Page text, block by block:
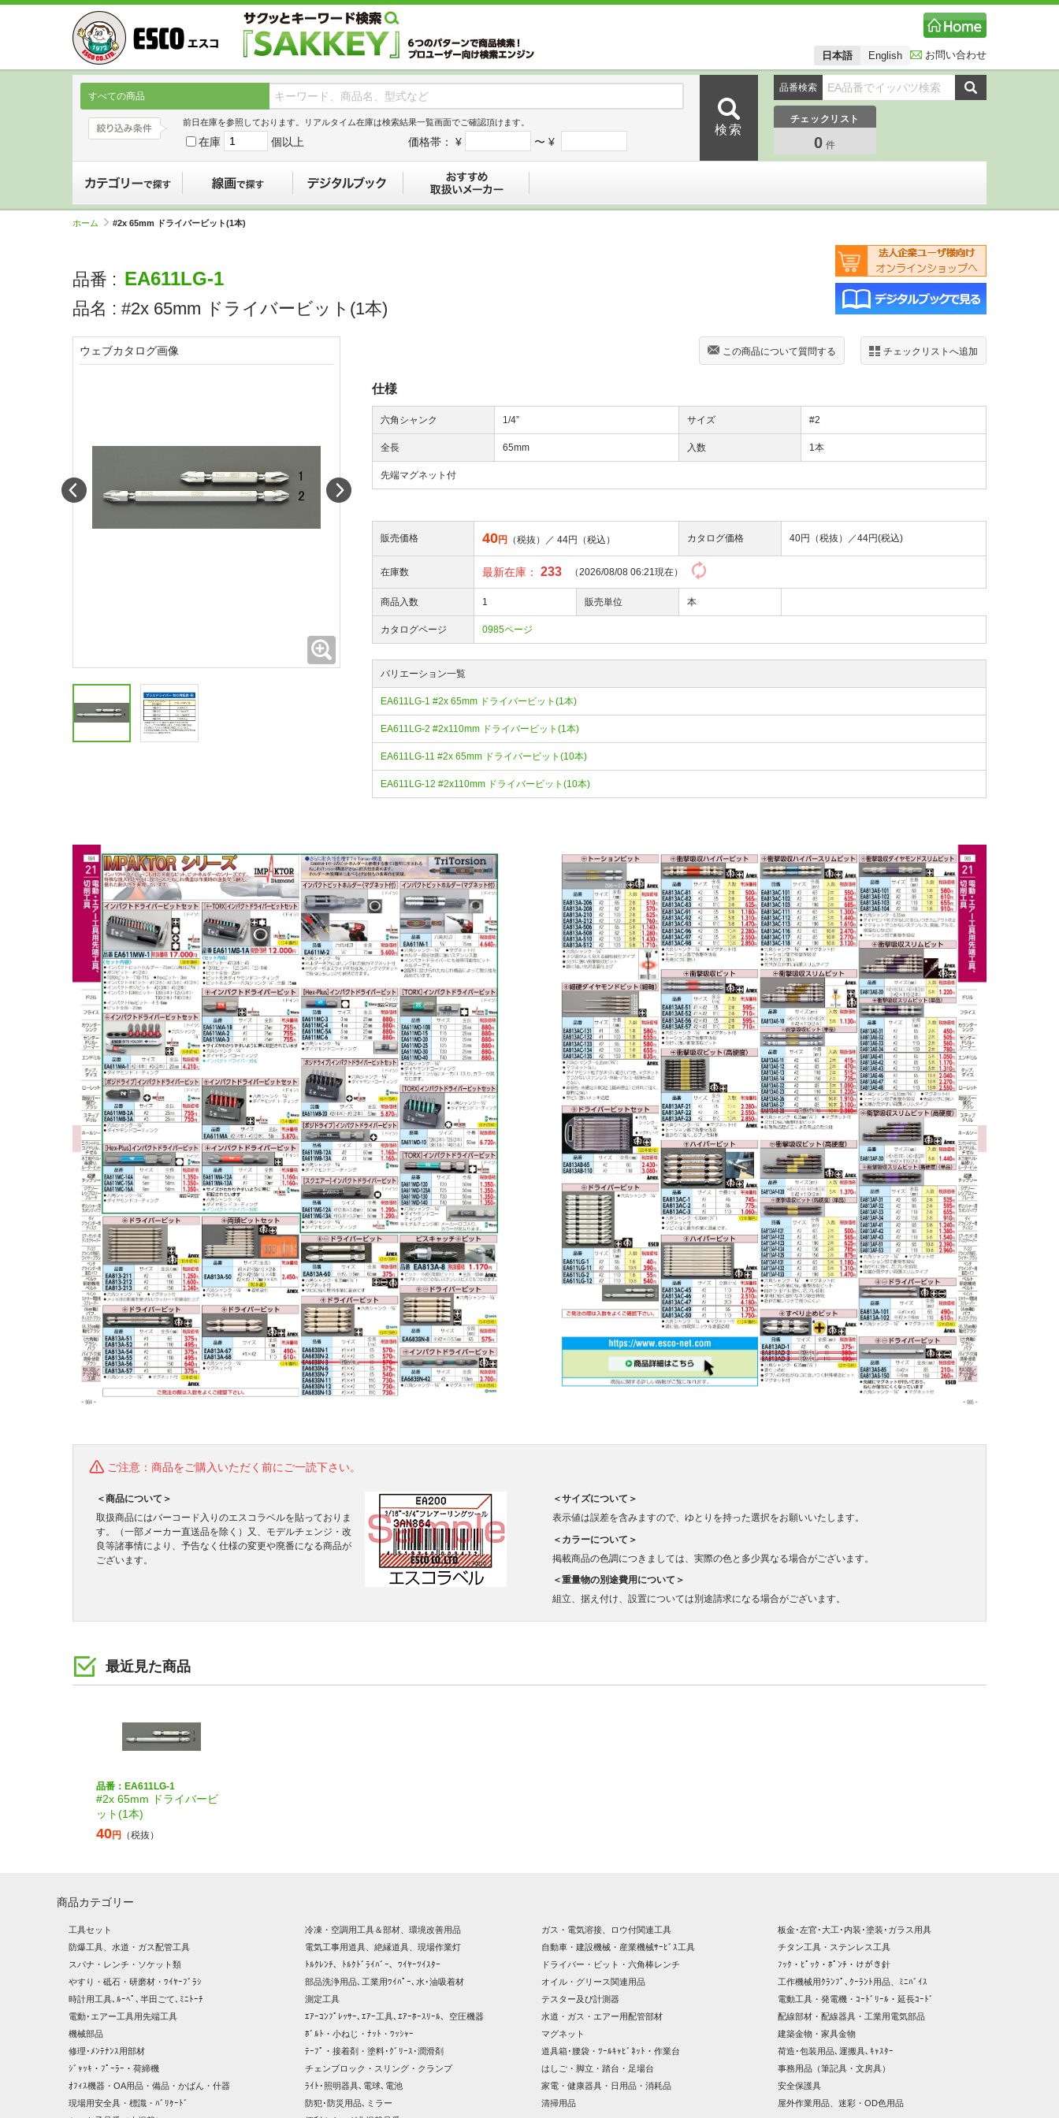
日本語 English お問い合わせ
すべての商品
前日在庫を参照しております。リアルタイム在庫は検索結果一覧画面でご確認頂けます。
在庫 個以上 価格帯： ¥ 〜 ¥
品番検索
チェックリスト
0 件
ホーム #2x 65mm ドライバービット(1本)
品番 : EA611LG-1
品名 : #2x 65mm ドライバービット(1本)
チェックリストへ追加
この商品について質問する
仕様
六角シャンク 1/4” サイズ #2
全長 65mm 入数 1本
先端マグネット付
販売価格 40円 （税抜）／ 44円（税込） カタログ価格 40円（税抜）／44円(税込)
在庫数 最新在庫： 233 （2026/08/08 06:21現在）
商品入数 1 販売単位 本
カタログページ 0985ページ
バリエーション一覧
EA611LG-1 #2x 65mm ドライバービット(1本)
EA611LG-2 #2x110mm ドライバービット(1本)
EA611LG-11 #2x 65mm ドライバービット(10本)
EA611LG-12 #2x110mm ドライバービット(10本)
ウェブカタログ画像
ご注意：商品をご購入いただく前にご一読下さい。
＜商品について＞
取扱商品にはバーコード入りのエスコラベルを貼っておりま
す。（一部メーカー直送品を除く）又、モデルチェンジ・改
良等諸事情により、予告なく仕様の変更や廃番になる商品が
ございます。
＜サイズについて＞
表示値は誤差を含みますので、ゆとりを持った選択をお願いいたします。
＜カラーについて＞
掲載商品の色調につきましては、実際の色と多少異なる場合がございます。
＜重量物の別途費用について＞
組立、据え付け、設置については別途請求になる場合がございます。
最近見た商品
品番：EA611LG-1
#2x 65mm ドライバービ
ット(1本)
40円 （税抜）
商品カテゴリー
工具セット 冷凍・空調用工具＆部材、環境改善用品 ガス・電気溶接、ロウ付関連工具
板金･左官･大工･内装･塗装･ガラス用具
防爆工具、水道・ガス配管工具
電気工事用道具、絶縁道具、現場作業灯 自動車・建設機械・産業機械ｻｰﾋﾞｽ工具
チタン工具・ステンレス工具
スパナ・レンチ・ソケット類
ﾄﾙｸﾚﾝﾁ、ﾄﾙｸﾄﾞﾗｲﾊﾞｰ、ﾜｲﾔｰﾂｲｽﾀｰ ドライバー・ビット・六角棒レンチ
ﾌｯｸ・ﾋﾟｯｸ・ﾎﾟﾝﾁ・けがき針
やすり・砥石・研磨材・ﾜｲﾔｰﾌﾞﾗｼ
部品洗浄用品､工業用ﾜｲﾊﾟｰ､水･油吸着材 オイル・グリース関連用品
工作機械用ｸﾗﾝﾌﾟ､ｸｰﾗﾝﾄ用品、ﾐﾆﾊﾞｲｽ
時計用工具､ﾙｰﾍﾟ､半田ごて､ﾐﾆﾄｰﾁ
測定工具 テスター及び計測器
電動工具・発電機・ｺｰﾄﾞﾘｰﾙ・延長ｺｰﾄﾞ
電動･エアー工具用先端工具
ｴｱｰｺﾝﾌﾟﾚｯｻｰ､ｴｱｰ工具､ｴｱｰﾎｰｽﾘｰﾙ、空圧機器 水道・ガス・エアー用配管部材
配線部材・配線器具・工業用電気部品
機械部品
ﾎﾞﾙﾄ・小ねじ・ﾅｯﾄ・ﾜｯｼｬｰ マグネット
建築金物・家具金物
修理･ﾒﾝﾃﾅﾝｽ用部材
ﾃｰﾌﾟ・接着剤・塗料･ｸﾞﾘｰｽ･潤滑剤 道具箱･腰袋・ﾂｰﾙｷｬﾋﾞﾈｯﾄ・作業台
荷造･包装用品､運搬具､ｷｬｽﾀｰ
ｼﾞｬｯｷ・ﾌﾟｰﾗｰ・荷締機
チェンブロック・スリング・クランプ はしご・脚立・踏台・足場台
事務用品（筆記具・文房具）
ｵﾌｨｽ機器・OA用品・備品・かばん・什器
ﾗｲﾄ･照明器具､電球､電池 家電・健康器具・日用品・消耗品
安全保護具
現場用安全具・標識・ﾊﾞﾘｹｰﾄﾞ
防犯･防災用品､ミラー 清掃用品
屋外作業用品、迷彩・OD色用品